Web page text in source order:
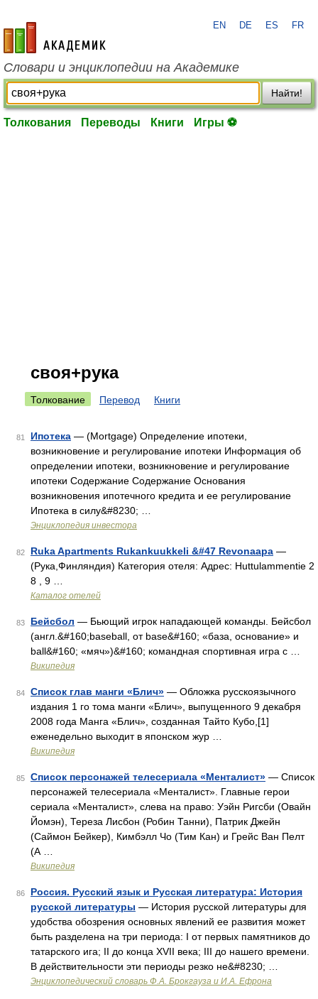
academic.ru
EN DE ES FR
Словари и энциклопедии на Академике
Найти!
Толкования Переводы Книги Игры ⚽
своя+рука
Толкование Перевод Книги
81 Ипотека — (Mortgage) Определение ипотеки,
возникновение и регулирование ипотеки Информация об
определении ипотеки, возникновение и регулирование
ипотеки Содержание Содержание Основания
возникновения ипотечного кредита и ее регулирование
Ипотека в силу&#8230; …
Энциклопедия инвестора
82 Ruka Apartments Rukankuukkeli &#47 Revonaapa —
(Рука,Финляндия) Категория отеля: Адрес: Huttulammentie 2
8 , 9 …
Каталог отелей
83 Бейсбол — Бьющий игрок нападающей команды. Бейсбол
(англ.&#160;baseball, от base&#160; «база, основание» и
ball&#160; «мяч»)&#160; командная спортивная игра с …
Википедия
84 Список глав манги «Блич» — Обложка русскоязычного
издания 1 го тома манги «Блич», выпущенного 9 декабря
2008 года Манга «Блич», созданная Тайто Кубо,[1]
еженедельно выходит в японском жур …
Википедия
85 Список персонажей телесериала «Менталист» — Список
персонажей телесериала «Менталист». Главные герои
сериала «Менталист», слева на право: Уэйн Ригсби (Овайн
Йомэн), Тереза Лисбон (Робин Танни), Патрик Джейн
(Саймон Бейкер), Кимбэлл Чо (Тим Кан) и Грейс Ван Пелт
(А …
Википедия
86
Россия. Русский язык и Русская литература: История
русской литературы — История русской литературы для
удобства обозрения основных явлений ее развития может
быть разделена на три периода: I от первых памятников до
татарского ига; II до конца XVII века; III до нашего времени.
В действительности эти периоды резко не&#8230; …
Энциклопедический словарь Ф.А. Брокгауза и И.А. Ефрона